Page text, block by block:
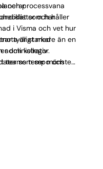
och håller
tydligt med
och kollegor.
teams tempo och
och processvana
som har
i Visma och vet hur
är starkare än en
administrativ
som ser mönster